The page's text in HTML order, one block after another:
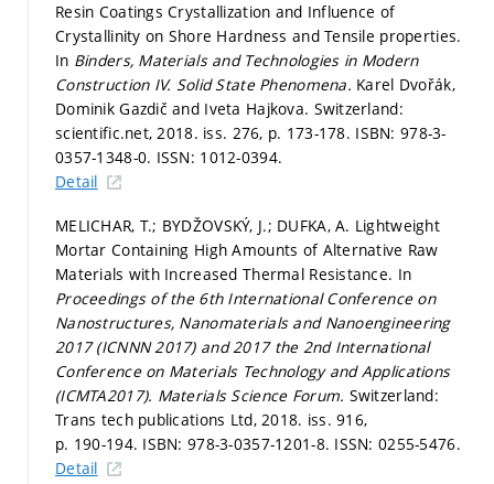
Resin Coatings Crystallization and Influence of
Crystallinity on Shore Hardness and Tensile properties.
In Binders, Materials and Technologies in Modern
Construction IV. Solid State Phenomena. Karel Dvořák,
Dominik Gazdič and Iveta Hajkova. Switzerland:
scientific.net, 2018. iss. 276, p. 173-178. ISBN: 978-3-
0357-1348-0. ISSN: 1012-0394.
Detail
MELICHAR, T.; BYDŽOVSKÝ, J.; DUFKA, A. Lightweight
Mortar Containing High Amounts of Alternative Raw
Materials with Increased Thermal Resistance. In
Proceedings of the 6th International Conference on
Nanostructures, Nanomaterials and Nanoengineering
2017 (ICNNN 2017) and 2017 the 2nd International
Conference on Materials Technology and Applications
(ICMTA2017). Materials Science Forum. Switzerland:
Trans tech publications Ltd, 2018. iss. 916,
p. 190-194. ISBN: 978-3-0357-1201-8. ISSN: 0255-5476.
Detail